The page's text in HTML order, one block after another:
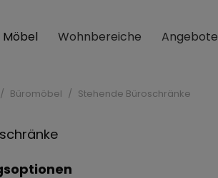
Möbel Wohnbereiche Angebote
Büromöbel Stehende Büroschränke